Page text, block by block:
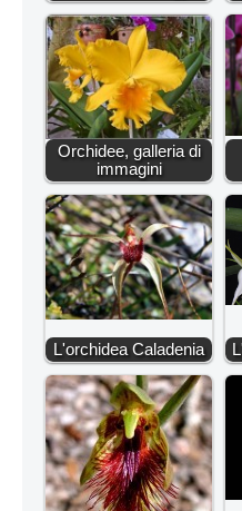
Orchidee, galleria di
immagini
L'orchidea Caladenia